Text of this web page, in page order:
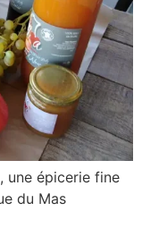
une épicerie fine
du Mas